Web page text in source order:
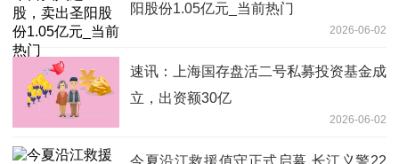
阳股份1.05亿元_当前热门
2026-06-02
速讯：上海国存盘活二号私募投资基金成
立，出资额30亿
2026-06-02